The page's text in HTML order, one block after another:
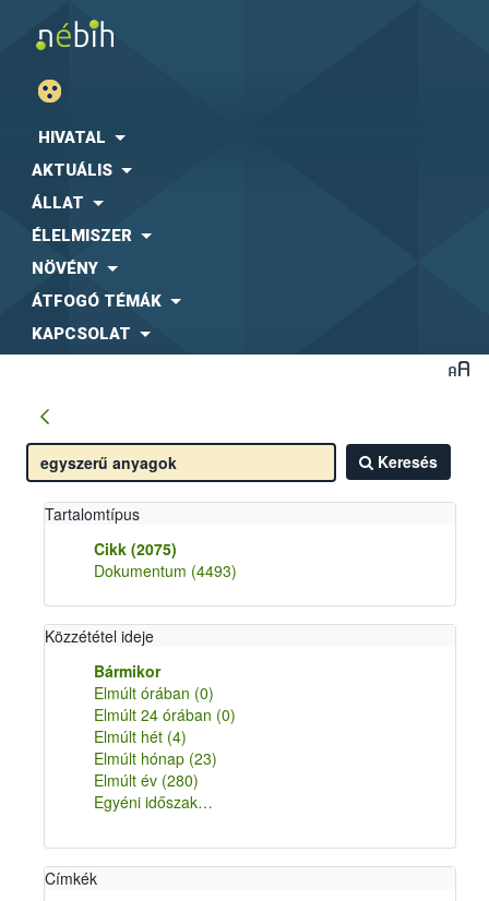
HIVATAL
AKTUÁLIS
ÁLLAT
ÉLELMISZER
NÖVÉNY
ÁTFOGÓ TÉMÁK
KAPCSOLAT
Keresés
Tartalomtípus
Cikk (2075)
Dokumentum (4493)
Közzététel ideje
Bármikor
Elmúlt órában (0)
Elmúlt 24 órában (0)
Elmúlt hét (4)
Elmúlt hónap (23)
Elmúlt év (280)
Egyéni időszak…
Címkék